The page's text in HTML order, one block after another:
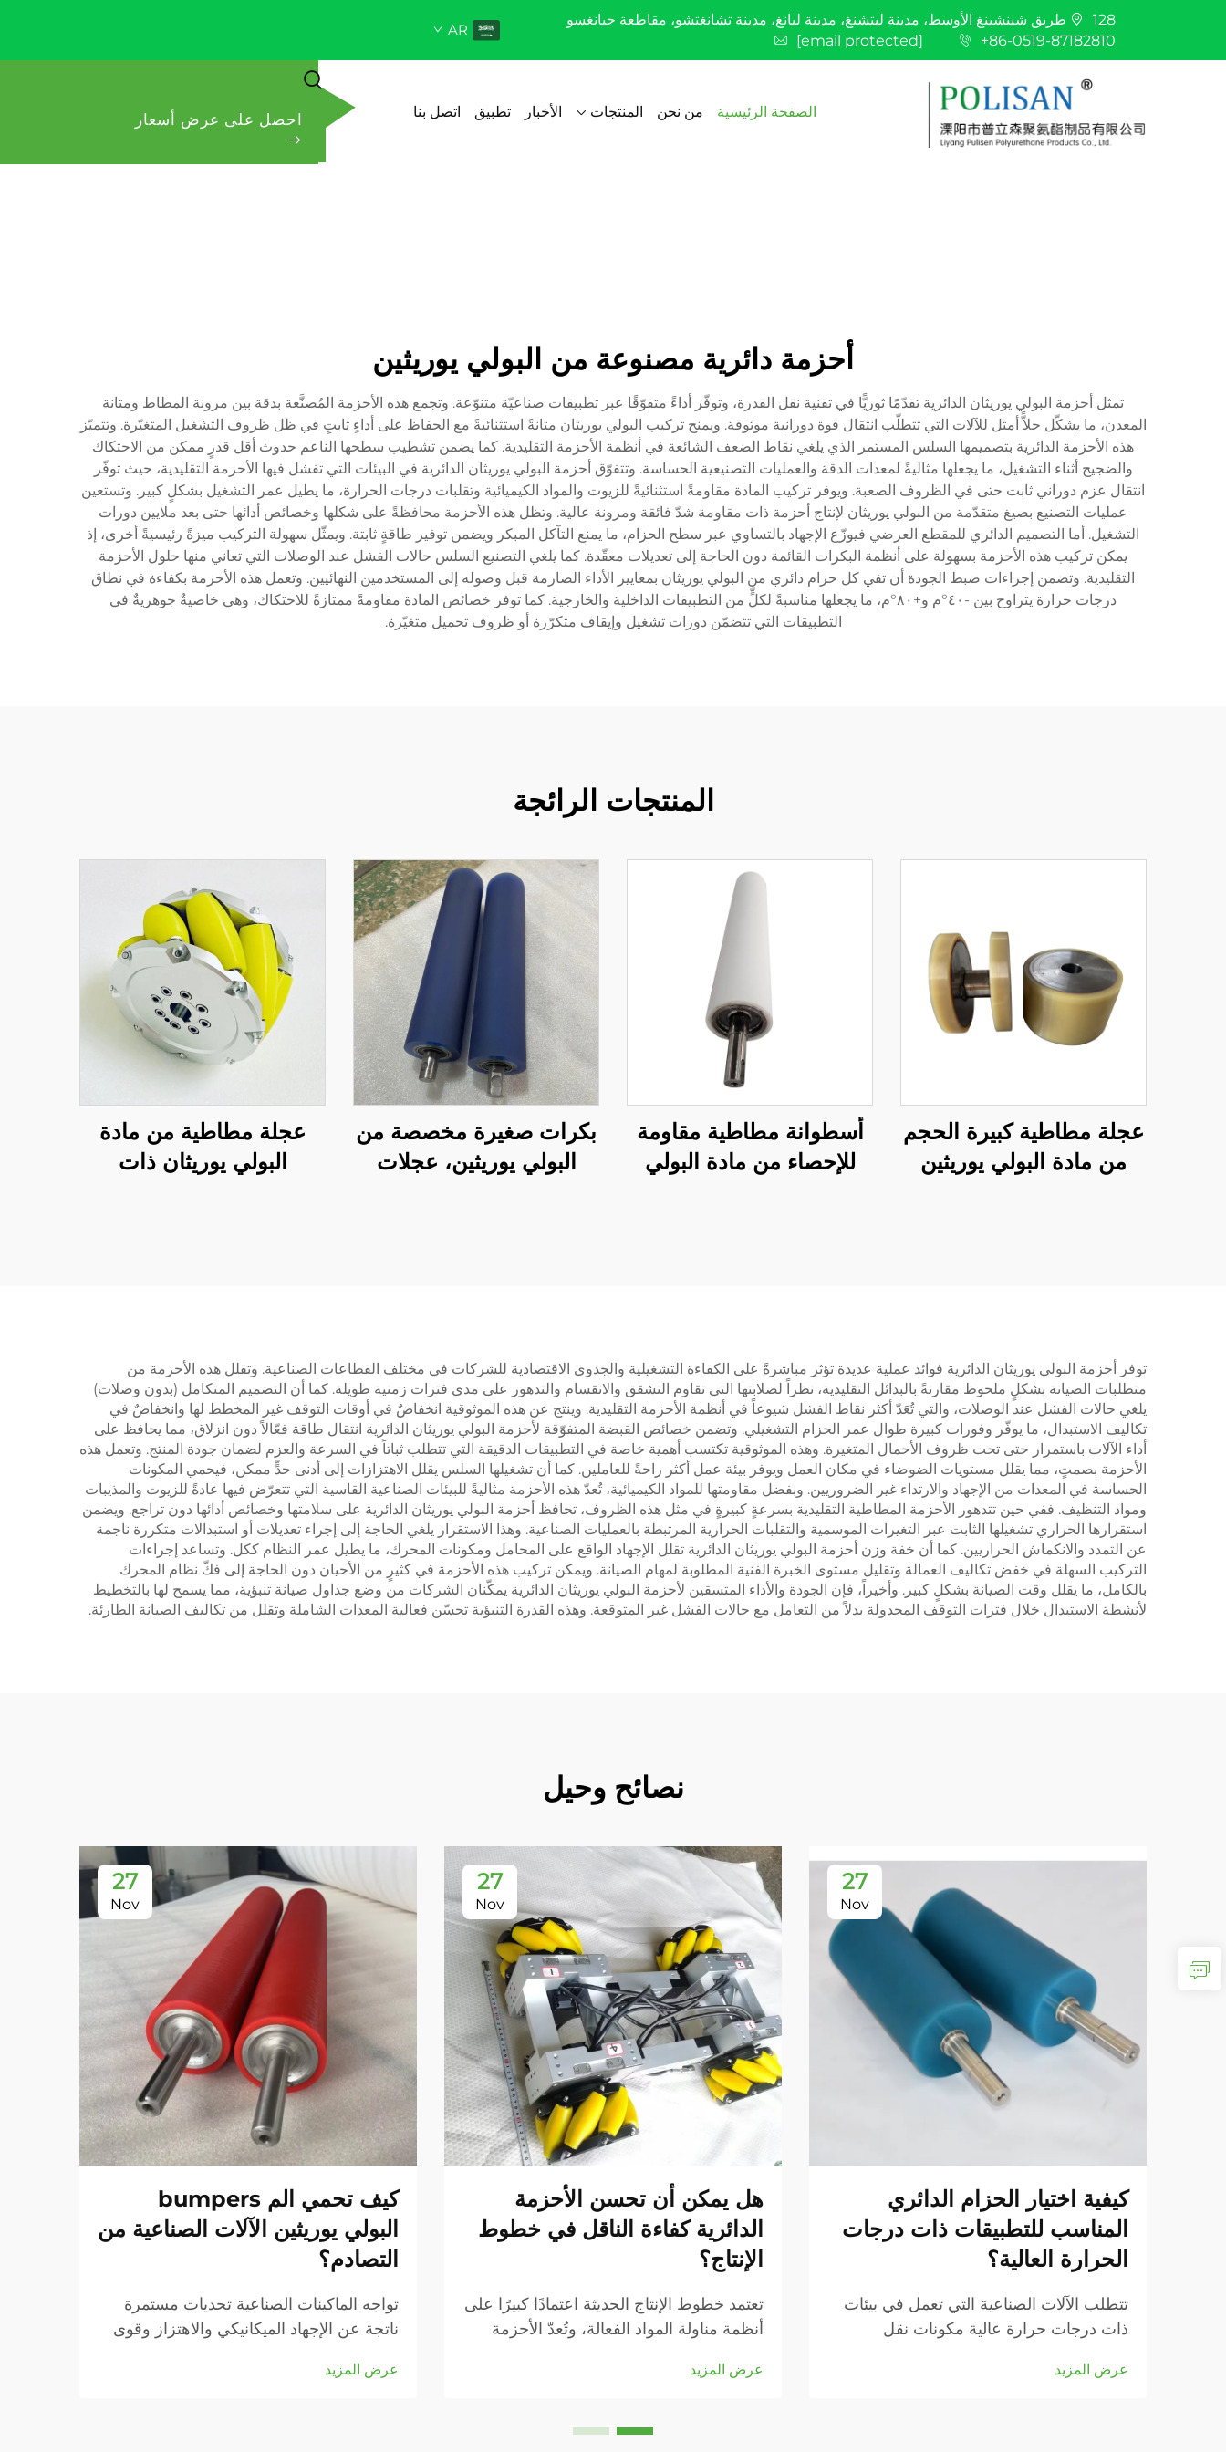
128 طريق شينشينغ الأوسط، مدينة ليتشنغ، مدينة ليانغ، مدينة تشانغتشو، مقاطعة جيانغسو
+86-0519-87182810
[email protected]
AR
الصفحة الرئيسية من نحن المنتجات الأخبار تطبيق اتصل بنا احصل على عرض أسعار
أحزمة دائرية مصنوعة من البولي يوريثين
تمثل أحزمة البولي يوريثان الدائرية تقدّمًا ثوريًّا في تقنية نقل القدرة، وتوفّر أداءً متفوّقًا عبر تطبيقات صناعيّة متنوّعة. وتجمع هذه الأحزمة المُصنَّعة بدقة بين مرونة المطاط ومتانة
المعدن، ما يشكّل حلاًّ أمثل للآلات التي تتطلّب انتقال قوة دورانية موثوقة. ويمنح تركيب البولي يوريثان متانةً استثنائيةً مع الحفاظ على أداءٍ ثابتٍ في ظل ظروف التشغيل المتغيّرة. وتتميّز
هذه الأحزمة الدائرية بتصميمها السلس المستمر الذي يلغي نقاط الضعف الشائعة في أنظمة الأحزمة التقليدية. كما يضمن تشطيب سطحها الناعم حدوث أقل قدرٍ ممكن من الاحتكاك
والضجيج أثناء التشغيل، ما يجعلها مثاليةً لمعدات الدقة والعمليات التصنيعية الحساسة. وتتفوّق أحزمة البولي يوريثان الدائرية في البيئات التي تفشل فيها الأحزمة التقليدية، حيث توفّر
انتقال عزم دوراني ثابت حتى في الظروف الصعبة. ويوفر تركيب المادة مقاومةً استثنائيةً للزيوت والمواد الكيميائية وتقلبات درجات الحرارة، ما يطيل عمر التشغيل بشكلٍ كبير. وتستعين
عمليات التصنيع بصيغ متقدّمة من البولي يوريثان لإنتاج أحزمة ذات مقاومة شدّ فائقة ومرونة عالية. وتظل هذه الأحزمة محافظةً على شكلها وخصائص أدائها حتى بعد ملايين دورات
التشغيل. أما التصميم الدائري للمقطع العرضي فيوزّع الإجهاد بالتساوي عبر سطح الحزام، ما يمنع التآكل المبكر ويضمن توفير طاقةٍ ثابتة. ويمثّل سهولة التركيب ميزةً رئيسيةً أخرى، إذ
يمكن تركيب هذه الأحزمة بسهولة على أنظمة البكرات القائمة دون الحاجة إلى تعديلات معقّدة. كما يلغي التصنيع السلس حالات الفشل عند الوصلات التي تعاني منها حلول الأحزمة
التقليدية. وتضمن إجراءات ضبط الجودة أن تفي كل حزام دائري من البولي يوريثان بمعايير الأداء الصارمة قبل وصوله إلى المستخدمين النهائيين. وتعمل هذه الأحزمة بكفاءة في نطاق
درجات حرارة يتراوح بين -٤٠°م و+٨٠°م، ما يجعلها مناسبةً لكلٍّ من التطبيقات الداخلية والخارجية. كما توفر خصائص المادة مقاومةً ممتازةً للاحتكاك، وهي خاصيةٌ جوهريةٌ في
التطبيقات التي تتضمّن دورات تشغيل وإيقاف متكرّرة أو ظروف تحميل متغيّرة.
المنتجات الرائجة
عجلة مطاطية كبيرة الحجم
من مادة البولي يوريثين
أسطوانة مطاطية مقاومة
للإحصاء من مادة البولي
بكرات صغيرة مخصصة من
البولي يوريثين، عجلات
عجلة مطاطية من مادة
البولي يوريثان ذات
توفر أحزمة البولي يوريثان الدائرية فوائد عملية عديدة تؤثر مباشرةً على الكفاءة التشغيلية والجدوى الاقتصادية للشركات في مختلف القطاعات الصناعية. وتقلل هذه الأحزمة من
متطلبات الصيانة بشكلٍ ملحوظ مقارنةً بالبدائل التقليدية، نظراً لصلابتها التي تقاوم التشقق والانقسام والتدهور على مدى فترات زمنية طويلة. كما أن التصميم المتكامل (بدون وصلات)
يلغي حالات الفشل عند الوصلات، والتي تُعَدّ أكثر نقاط الفشل شيوعاً في أنظمة الأحزمة التقليدية. وينتج عن هذه الموثوقية انخفاضٌ في أوقات التوقف غير المخطط لها وانخفاضٌ في
تكاليف الاستبدال، ما يوفّر وفورات كبيرة طوال عمر الحزام التشغيلي. وتضمن خصائص القبضة المتفوّقة لأحزمة البولي يوريثان الدائرية انتقال طاقة فعّالاً دون انزلاق، مما يحافظ على
أداء الآلات باستمرار حتى تحت ظروف الأحمال المتغيرة. وهذه الموثوقية تكتسب أهمية خاصة في التطبيقات الدقيقة التي تتطلب ثباتاً في السرعة والعزم لضمان جودة المنتج. وتعمل هذه
الأحزمة بصمتٍ، مما يقلل مستويات الضوضاء في مكان العمل ويوفر بيئة عمل أكثر راحةً للعاملين. كما أن تشغيلها السلس يقلل الاهتزازات إلى أدنى حدٍّ ممكن، فيحمي المكونات
الحساسة في المعدات من الإجهاد والارتداء غير الضروريين. وبفضل مقاومتها للمواد الكيميائية، تُعدّ هذه الأحزمة مثاليةً للبيئات الصناعية القاسية التي تتعرّض فيها عادةً للزيوت والمذيبات
ومواد التنظيف. ففي حين تتدهور الأحزمة المطاطية التقليدية بسرعةٍ كبيرةٍ في مثل هذه الظروف، تحافظ أحزمة البولي يوريثان الدائرية على سلامتها وخصائص أدائها دون تراجع. ويضمن
استقرارها الحراري تشغيلها الثابت عبر التغيرات الموسمية والتقلبات الحرارية المرتبطة بالعمليات الصناعية. وهذا الاستقرار يلغي الحاجة إلى إجراء تعديلات أو استبدالات متكررة ناجمة
عن التمدد والانكماش الحراريين. كما أن خفة وزن أحزمة البولي يوريثان الدائرية تقلل الإجهاد الواقع على المحامل ومكونات المحرك، ما يطيل عمر النظام ككل. وتساعد إجراءات
التركيب السهلة في خفض تكاليف العمالة وتقليل مستوى الخبرة الفنية المطلوبة لمهام الصيانة. ويمكن تركيب هذه الأحزمة في كثيرٍ من الأحيان دون الحاجة إلى فكّ نظام المحرك
بالكامل، ما يقلل وقت الصيانة بشكلٍ كبير. وأخيراً، فإن الجودة والأداء المتسقين لأحزمة البولي يوريثان الدائرية يمكّنان الشركات من وضع جداول صيانة تنبؤية، مما يسمح لها بالتخطيط
لأنشطة الاستبدال خلال فترات التوقف المجدولة بدلاً من التعامل مع حالات الفشل غير المتوقعة. وهذه القدرة التنبؤية تحسّن فعالية المعدات الشاملة وتقلل من تكاليف الصيانة الطارئة.
نصائح وحيل
27
Nov
كيفية اختيار الحزام الدائري
المناسب للتطبيقات ذات درجات
الحرارة العالية؟
تتطلب الآلات الصناعية التي تعمل في بيئات
ذات درجات حرارة عالية مكونات نقل
الحرارية القصوى دون التأثير على الأداء. ويُعد
عرض المزيد
27
Nov
هل يمكن أن تحسن الأحزمة
الدائرية كفاءة الناقل في خطوط
الإنتاج؟
تعتمد خطوط الإنتاج الحديثة اعتمادًا كبيرًا على
أنظمة مناولة المواد الفعالة، وتُعدّ الأحزمة
جميع أنحاء العالم. ومن بين التكوينات
الدائرية كحل متخصص...
عرض المزيد
27
Nov
كيف تحمي الم bumpers
البولي يوريثين الآلات الصناعية من
التصادم؟
تواجه الماكينات الصناعية تحديات مستمرة
ناتجة عن الإجهاد الميكانيكي والاهتزاز وقوى
وتوقف العمليات والإصلاحات المكلفة. وقد
عرض المزيد